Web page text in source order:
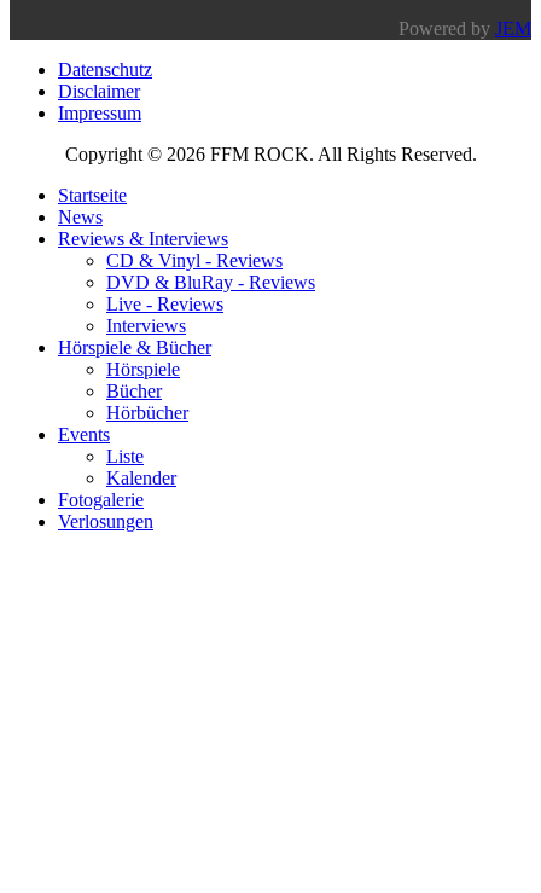
Powered by JEM
Datenschutz
Disclaimer
Impressum
Copyright © 2026 FFM ROCK. All Rights Reserved.
Startseite
News
Reviews & Interviews
CD & Vinyl - Reviews
DVD & BluRay - Reviews
Live - Reviews
Interviews
Hörspiele & Bücher
Hörspiele
Bücher
Hörbücher
Events
Liste
Kalender
Fotogalerie
Verlosungen